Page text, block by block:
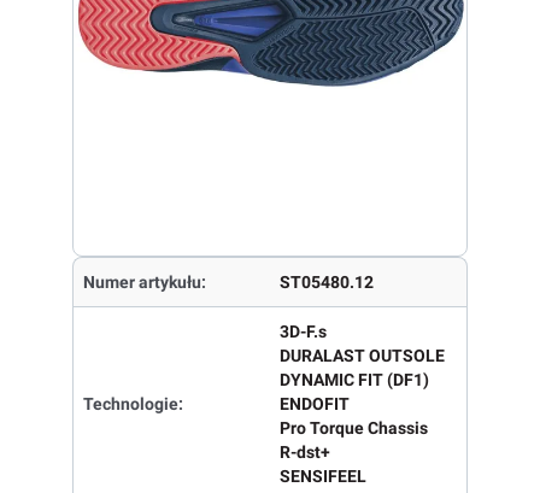
Numer artykułu: ST05480.12
Technologie:
3D-F.s
DURALAST OUTSOLE
DYNAMIC FIT (DF1)
ENDOFIT
Pro Torque Chassis
R-dst+
SENSIFEEL